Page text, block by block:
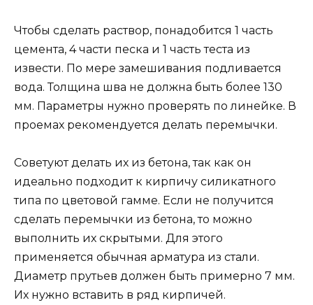
Чтобы сделать раствор, понадобится 1 часть
цемента, 4 части песка и 1 часть теста из
извести. По мере замешивания подливается
вода. Толщина шва не должна быть более 130
мм. Параметры нужно проверять по линейке. В
проемах рекомендуется делать перемычки.
Советуют делать их из бетона, так как он
идеально подходит к кирпичу силикатного
типа по цветовой гамме. Если не получится
сделать перемычки из бетона, то можно
выполнить их скрытыми. Для этого
применяется обычная арматура из стали.
Диаметр прутьев должен быть примерно 7 мм.
Их нужно вставить в ряд кирпичей.